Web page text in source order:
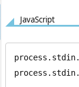
JavaScript